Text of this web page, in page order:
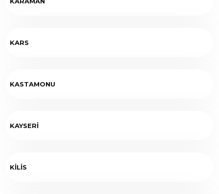
KARS
KASTAMONU
KAYSERİ
KİLİS